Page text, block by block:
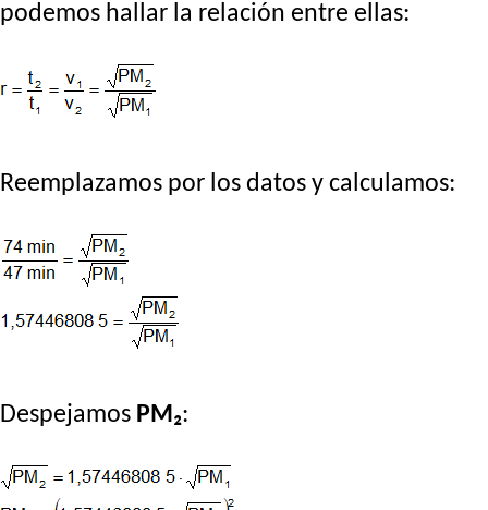
podemos hallar la relación entre ellas:
Reemplazamos por los datos y calculamos:
Despejamos PM₂: